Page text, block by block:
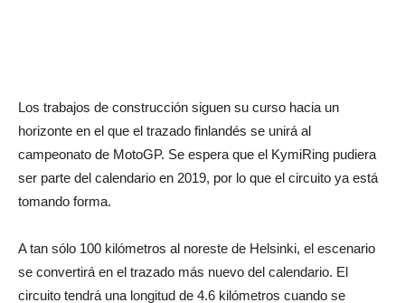
Los trabajos de construcción siguen su curso hacia un
horizonte en el que el trazado finlandés se unirá al
campeonato de MotoGP. Se espera que el KymiRing pudiera
ser parte del calendario en 2019, por lo que el circuito ya está
tomando forma.
A tan sólo 100 kilómetros al noreste de Helsinki, el escenario
se convertirá en el trazado más nuevo del calendario. El
circuito tendrá una longitud de 4.6 kilómetros cuando se